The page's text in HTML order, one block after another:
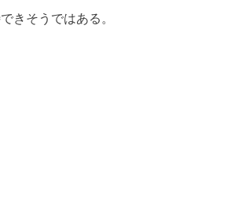
きそうではある。